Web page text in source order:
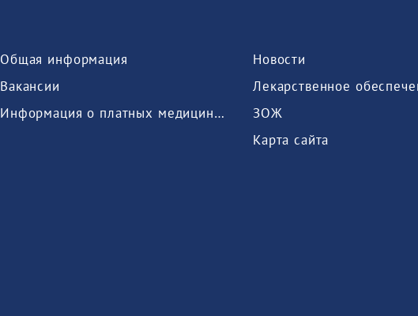
Общая информация
Вакансии
Информация о платных медицинских услугах, предоставляемых медицинской организацией
Новости
Лекарственное
ЗОЖ
Карта сайта